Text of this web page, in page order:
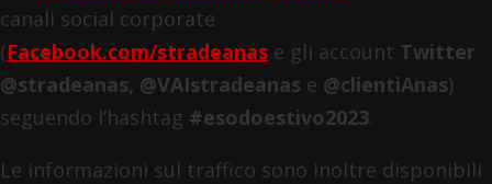
canali social corporate
(Facebook.com/stradeanas e gli account Twitter
@stradeanas, @VAIstradeanas e @clientiAnas)
seguendo l’hashtag #esodoestivo2023.
Le informazioni sul traffico sono inoltre disponibili